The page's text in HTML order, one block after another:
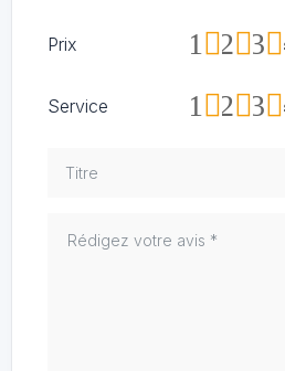
Prix 3
2
1
Service 3
2
1